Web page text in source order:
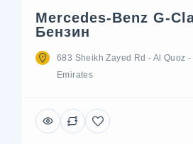
Mercedes-Benz G-
Бензин
683 Sheikh Zayed Rd - Al Quoz
Emirates